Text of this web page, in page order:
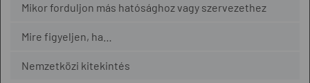
Mikor forduljon más hatósághoz vagy szervezethez
Mire figyeljen, ha…
Nemzetközi kitekintés